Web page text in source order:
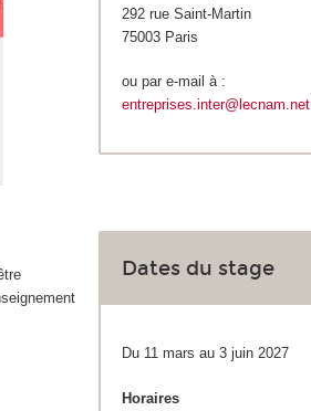
292 rue Saint-Martin
75003 Paris
ou par e-mail à :
entreprises.inter@lecnam.net
Dates du stage
Du 11 mars au 3 juin 2027
Horaires